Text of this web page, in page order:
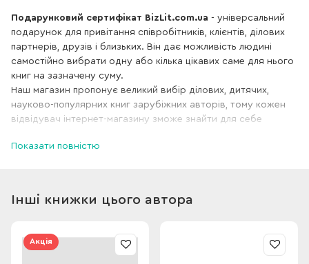
Подарунковий сертифікат BizLit.com.ua - універсальний
подарунок для привітання співробітників, клієнтів, ділових
партнерів, друзів і близьких. Він дає можливість людині
самостійно вибрати одну або кілька цікавих саме для нього
книг на зазначену суму.
Наш магазин пропонує великий вибір ділових, дитячих,
науково-популярних книг зарубіжних авторів, тому кожен
відвідувач інтернет-магазину зможе знайти для себе
Сертифікат продається у вигляді пластикової карти.
Якщо сума вашої покупки менше номіналу сертифіката, то
способом.
Сертифікат можна використовувати одноразово.
Показати повністю
Інші книжки цього автора
Акція